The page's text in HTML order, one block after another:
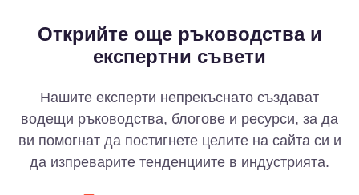
Открийте още ръководства и
експертни съвети
Нашите експерти непрекъснато създават
водещи ръководства, блогове и ресурси, за да
ви помогнат да постигнете целите на сайта си и
да изпреварите тенденциите в индустрията.